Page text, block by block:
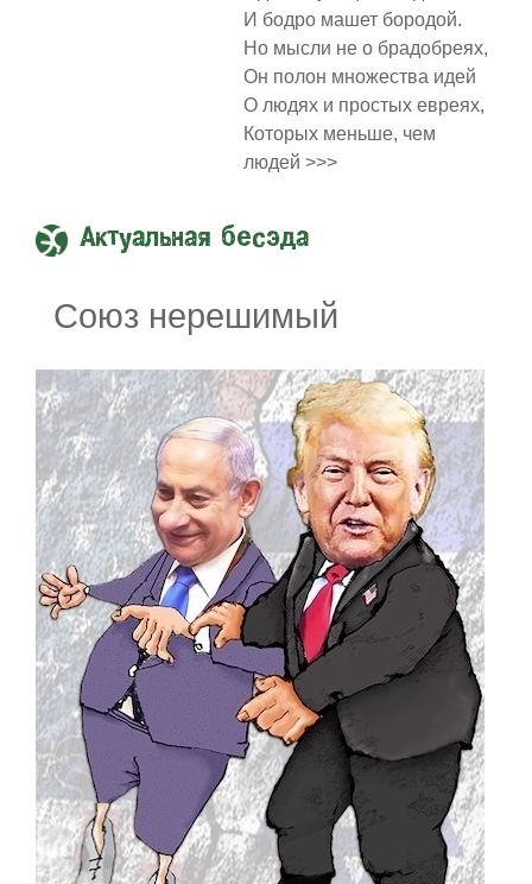
И бодро машет бородой.
Но мысли не о брадобреях,
Он полон множества идей
О людях и простых евреях,
Которых меньше, чем
людей >>>
Актуальная бесэда
Союз нерешимый